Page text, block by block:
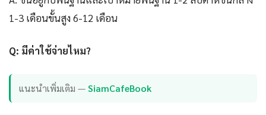
1-3 เดือนขั้นสูง 6-12 เดือน
Q: มีค่าใช้จ่ายไหม?
แนะนำเพิ่มเติม —SiamCafeBook